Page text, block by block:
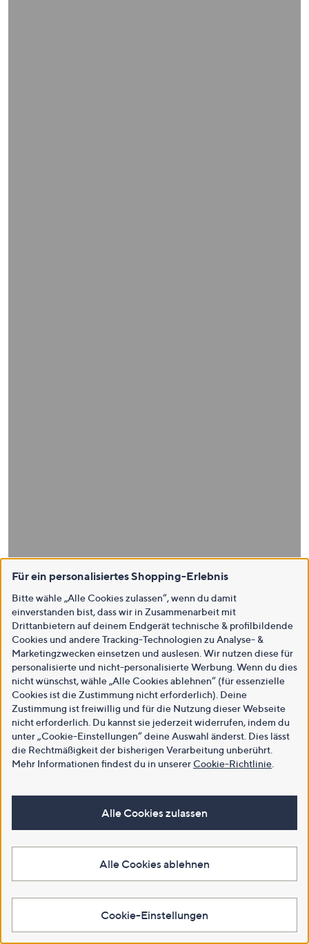
Für ein personalisiertes Shopping-Erlebnis
Bitte wähle „Alle Cookies zulassen“, wenn du damit
einverstanden bist, dass wir in Zusammenarbeit mit
Drittanbietern auf deinem Endgerät technische & profilbildende
Cookies und andere Tracking-Technologien zu Analyse- &
Marketingzwecken einsetzen und auslesen. Wir nutzen diese für
personalisierte und nicht-personalisierte Werbung. Wenn du dies
nicht wünschst, wähle „Alle Cookies ablehnen“ (für essenzielle
Cookies ist die Zustimmung nicht erforderlich). Deine
Zustimmung ist freiwillig und für die Nutzung dieser Webseite
nicht erforderlich. Du kannst sie jederzeit widerrufen, indem du
unter „Cookie-Einstellungen“ deine Auswahl änderst. Dies lässt
die Rechtmäßigkeit der bisherigen Verarbeitung unberührt.
Mehr Informationen findest du in unsererCookie-Richtlinie
Alle Cookies zulassen
Alle Cookies ablehnen
Cookie-Einstellungen